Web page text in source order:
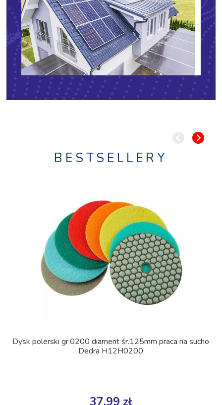
BESTSELLERY
Dysk polerski gr.0200 diament śr.125mm praca na sucho
Dedra H12H0200
37,99 zł